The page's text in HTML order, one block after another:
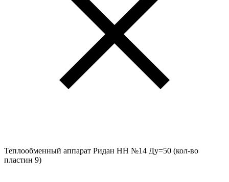
Теплообменный аппарат Ридан НН №14 Ду=50 (кол-во
пластин 9)